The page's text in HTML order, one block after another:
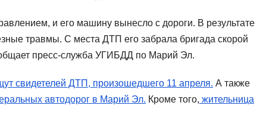
и его машину вынесло с дороги. В результате
травмы. С места ДТП его забрала бригада скорой
пресс-служба УГИБДД по Марий Эл.
свидетелей ДТП, произошедшего 11 апреля. А также
автодорог в Марий Эл. Кроме того, жительница